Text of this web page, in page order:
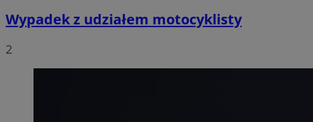
Wypadek z udziałem motocyklisty
2